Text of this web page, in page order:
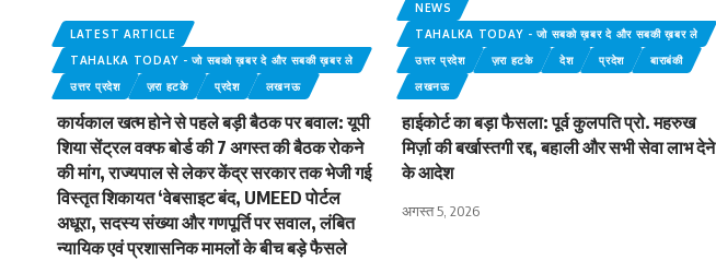
LATEST ARTICLE
TAHALKA TODAY - जो सबको ख़बर दे और सबकी ख़बर ले
उत्तर प्रदेश
ज़रा हटके प्रदेश लखनऊ
कार्यकाल खत्म होने से पहले बड़ी बैठक पर बवाल: यूपी
शिया सेंट्रल वक्फ बोर्ड की 7 अगस्त की बैठक रोकने
की मांग, राज्यपाल से लेकर केंद्र सरकार तक भेजी गई
विस्तृत शिकायत ‘वेबसाइट बंद, UMEED पोर्टल
अधूरा, सदस्य संख्या और गणपूर्ति पर सवाल, लंबित
न्यायिक एवं प्रशासनिक मामलों के बीच बड़े फैसले
NEWS
TAHALKA TODAY - जो सबको ख़बर दे और सबकी ख़बर ले
उत्तर प्रदेश
ज़रा हटके देश प्रदेश
बाराबंकी
लखनऊ
हाईकोर्ट का बड़ा फैसला: पूर्व कुलपति प्रो. महरुख
मिर्ज़ा की बर्खास्तगी रद्द, बहाली और सभी सेवा लाभ देने
के आदेश
अगस्त 5, 2026